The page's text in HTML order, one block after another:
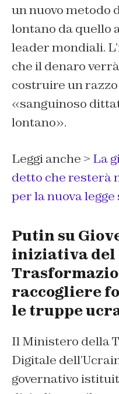
un nuovo metodo
lontano da quello
leader mondiali.
che il denaro
costruire un
«sanguinoso
lontano».
Leggi anche > La
detto che resterà
per la nuova
Putin su
iniziativa del
raccogliere
le truppe
Il Ministero della
Digitale
governativo